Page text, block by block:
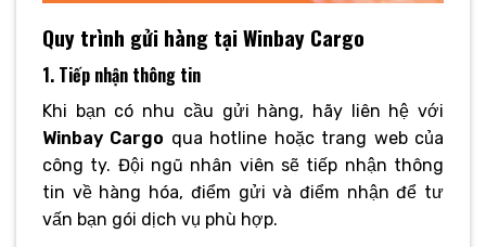
Quy trình gửi hàng tại Winbay Cargo
1. Tiếp nhận thông tin
Khi bạn có nhu cầu gửi hàng, hãy liên hệ với
Winbay Cargo qua hotline hoặc trang web của
công ty. Đội ngũ nhân viên sẽ tiếp nhận thông
tin về hàng hóa, điểm gửi và điểm nhận để tư
vấn bạn gói dịch vụ phù hợp.